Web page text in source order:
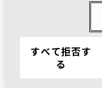
すべて拒否す
る